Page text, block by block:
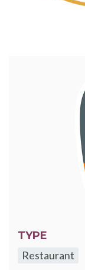
TYPE
Restaurant